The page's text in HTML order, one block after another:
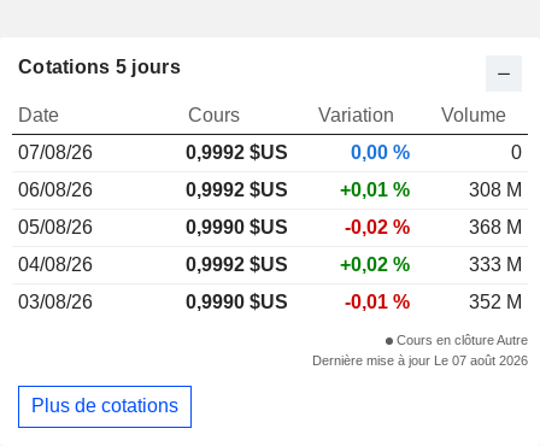
Cotations 5 jours
Date Cours Variation
Volume
07/08/26
0,9992 $US 0,00 %
0
06/08/26
0,9992 $US +0,01 %
308 M
05/08/26
0,9990 $US -0,02 %
368 M
04/08/26
0,9992 $US +0,02 %
333 M
03/08/26
0,9990 $US -0,01 % 352 M
Cours en clôture Autre
Dernière mise à jour Le 07 août 2026
Plus de cotations